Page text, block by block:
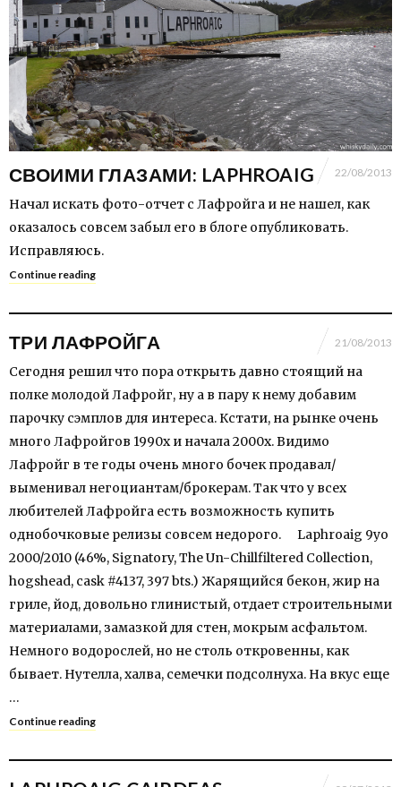
СВОИМИ ГЛАЗАМИ: LAPHROAIG 22/08/2013
Начал искать фото-отчет с Лафройга и не нашел, как
оказалось совсем забыл его в блоге опубликовать.
Исправляюсь.
Continue reading
ТРИ ЛАФРОЙГА 21/08/2013
Сегодня решил что пора открыть давно стоящий на
полке молодой Лафройг, ну а в пару к нему добавим
парочку сэмплов для интереса. Кстати, на рынке очень
много Лафройгов 1990х и начала 2000х. Видимо
Лафройг в те годы очень много бочек продавал/
выменивал негоциантам/брокерам. Так что у всех
любителей Лафройга есть возможность купить
однобочковые релизы совсем недорого. Laphroaig 9yo
2000/2010 (46%, Signatory, The Un-Chillfiltered Collection,
hogshead, cask #4137, 397 bts.) Жарящийся бекон, жир на
гриле, йод, довольно глинистый, отдает строительными
материалами, замазкой для стен, мокрым асфальтом.
Немного водорослей, но не столь откровенны, как
бывает. Нутелла, халва, семечки подсолнуха. На вкус еще
…
Continue reading